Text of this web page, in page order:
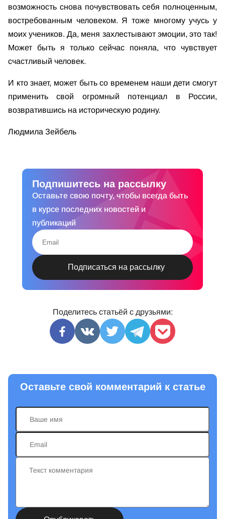
возможность снова почувствовать себя полноценным,
востребованным человеком. Я тоже многому учусь у
моих учеников. Да, меня захлестывают эмоции, это так!
Может быть я только сейчас поняла, что чувствует
счастливый человек.
И кто знает, может быть со временем наши дети смогут
применить свой огромный потенциал в России,
возвратившись на историческую родину.
Людмила Зейбель
Подпишитесь на рассылку
Оставьте свою почту, чтобы всегда быть
в курсе последних новостей и
публикаций
Поделитесь статьёй с друзьями:
Оставьте свой комментарий к статье